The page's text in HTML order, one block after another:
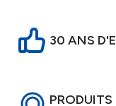
30 ANS
PRODUITS